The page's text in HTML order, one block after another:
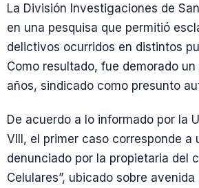
La División Investigaciones de
en una pesquisa que permitió
delictivos ocurridos en distintos
Como resultado, fue demorado
años, sindicado como presunto
De acuerdo a lo informado por la
VIII, el primer caso corresponde a
denunciado por la propietaria del
Celulares”, ubicado sobre